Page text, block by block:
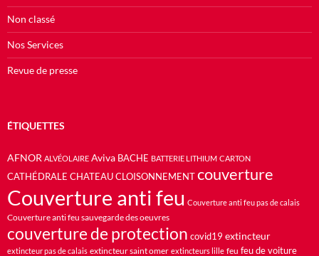
Non classé
Nos Services
Revue de presse
ÉTIQUETTES
AFNOR ALVÉOLAIRE Aviva BACHE BATTERIE LITHIUM CARTON
CATHÉDRALE CHATEAU CLOISONNEMENT couverture
Couverture anti feu Couverture anti feu pas de calais
Couverture anti feu sauvegarde des oeuvres
couverture de protection covid19 extincteur
extincteur pas de calais extincteur saint omer extincteurs lille feu feu de voiture